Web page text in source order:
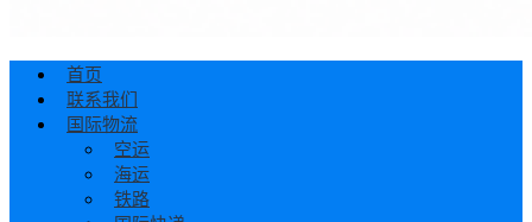
首页
联系我们
国际物流
空运
海运
铁路